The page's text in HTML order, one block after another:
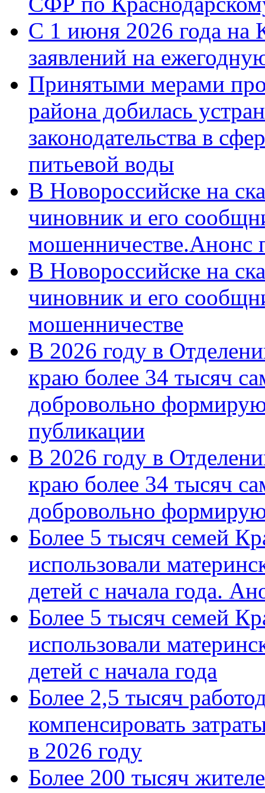
С 1 июня 2026 года на
заявлений на
Принятыми мерами
района добилась
законодательства в
питьевой воды
В Новороссийске на
чиновник и его
мошенничестве.Анонс
В Новороссийске на
чиновник и его
мошенничестве
В 2026 году в
краю более 34 тысяч
добровольно
публикации
В 2026 году в
краю более 34 тысяч
добровольно
Более 5 тысяч семей
использовали
детей с начала года.
Более 5 тысяч семей
использовали
детей с начала года
Более 2,5 тысяч
компенсировать
в 2026 году
Более 200 тысяч